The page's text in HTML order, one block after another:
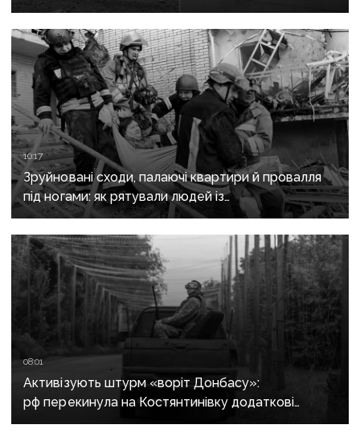
10:17
Зруйновані сходи, палаючі квартири й провалля
під ногами: як рятували людей із
багатоповерхівки в Краматорську
08:01
Активізують штурм «воріт Донбасу»:
рф перекинула на Костянтинівку додаткові
підрозділи й поновила атаки тритонними